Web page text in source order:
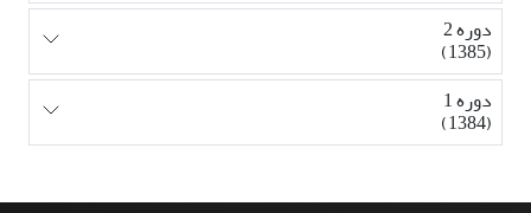
دوره 2
(1385)
دوره 1
(1384)